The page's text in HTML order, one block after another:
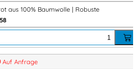
mit Steckverschluss
& Handwerk
aus 100% Baumwolle | Robuste
Auf Anfrage